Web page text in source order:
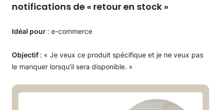
notifications de « retour en stock »
Idéal pour : e-commerce
Objectif : « Je veux ce produit spécifique et je ne veux pas
le manquer lorsqu’il sera disponible. »